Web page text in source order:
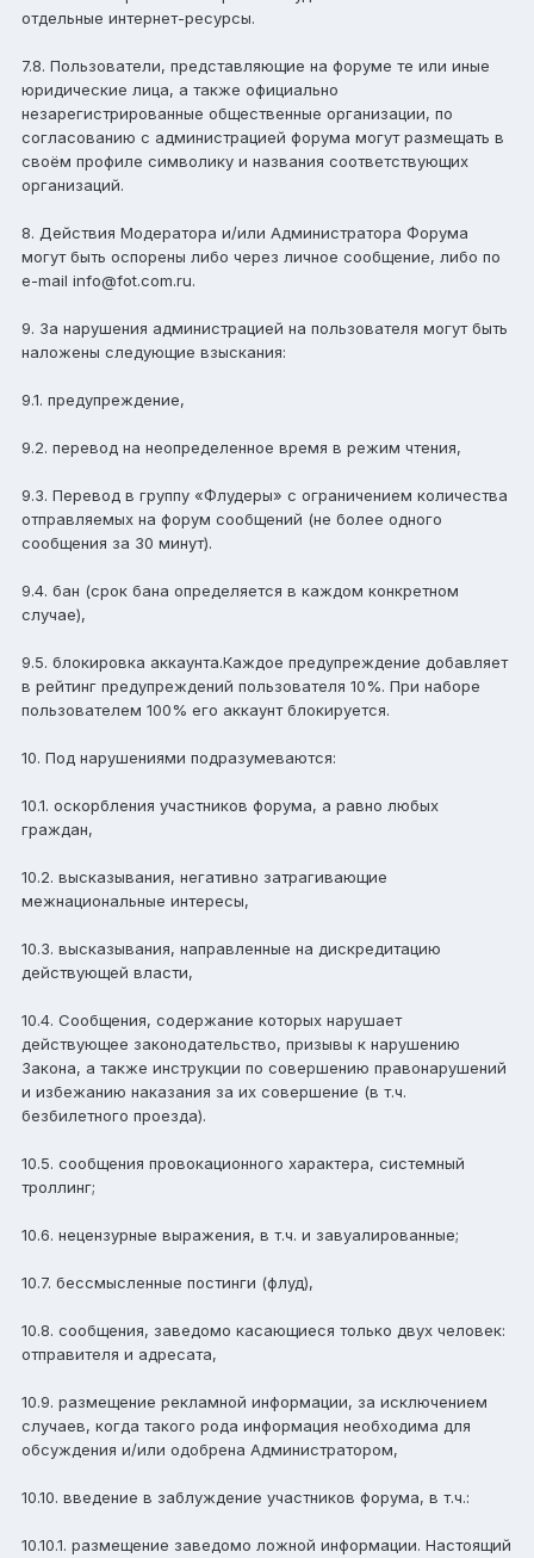
отдельные интернет-ресурсы.
7.8. Пользователи, представляющие на форуме те или иные
юридические лица, а также официально
незарегистрированные общественные организации, по
согласованию с администрацией форума могут размещать в
своём профиле символику и названия соответствующих
организаций.
8. Действия Модератора и/или Администратора Форума
могут быть оспорены либо через личное сообщение, либо по
e-mail info@fot.com.ru.
9. За нарушения администрацией на пользователя могут быть
наложены следующие взыскания:
9.1. предупреждение,
9.2. перевод на неопределенное время в режим чтения,
9.3. Перевод в группу «Флудеры» с ограничением количества
отправляемых на форум сообщений (не более одного
сообщения за 30 минут).
9.4. бан (срок бана определяется в каждом конкретном
случае),
9.5. блокировка аккаунта.Каждое предупреждение добавляет
в рейтинг предупреждений пользователя 10%. При наборе
пользователем 100% его аккаунт блокируется.
10. Под нарушениями подразумеваются:
10.1. оскорбления участников форума, а равно любых
граждан,
10.2. высказывания, негативно затрагивающие
межнациональные интересы,
10.3. высказывания, направленные на дискредитацию
действующей власти,
10.4. Сообщения, содержание которых нарушает
действующее законодательство, призывы к нарушению
Закона, а также инструкции по совершению правонарушений
и избежанию наказания за их совершение (в т.ч.
безбилетного проезда).
10.5. сообщения провокационного характера, системный
троллинг;
10.6. нецензурные выражения, в т.ч. и завуалированные;
10.7. бессмысленные постинги (флуд),
10.8. сообщения, заведомо касающиеся только двух человек:
отправителя и адресата,
10.9. размещение рекламной информации, за исключением
случаев, когда такого рода информация необходима для
обсуждения и/или одобрена Администратором,
10.10. введение в заблуждение участников форума, в т.ч.:
10.10.1. размещение заведомо ложной информации. Настоящий